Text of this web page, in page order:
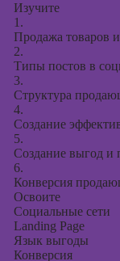
Изучите
1.
Продажа товаров
2.
Типы постов в
3.
Структура
4.
Создание
5.
Создание выгод и
6.
Конверсия
Освоите
Социальные сети
Landing Page
Язык выгоды
Конверсия